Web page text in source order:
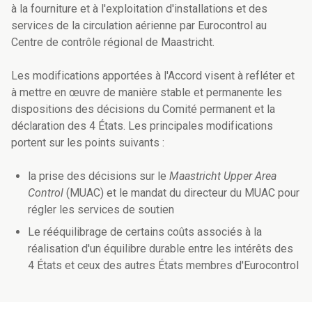
à la fourniture et à l'exploitation d'installations et des
services de la circulation aérienne par Eurocontrol au
Centre de contrôle régional de Maastricht.
Les modifications apportées à l'Accord visent à refléter et
à mettre en œuvre de manière stable et permanente les
dispositions des décisions du Comité permanent et la
déclaration des 4 États. Les principales modifications
portent sur les points suivants :
la prise des décisions sur le Maastricht Upper Area
Control (MUAC) et le mandat du directeur du MUAC pour
régler les services de soutien
Le rééquilibrage de certains coûts associés à la
réalisation d'un équilibre durable entre les intérêts des
4 États et ceux des autres États membres d'Eurocontrol